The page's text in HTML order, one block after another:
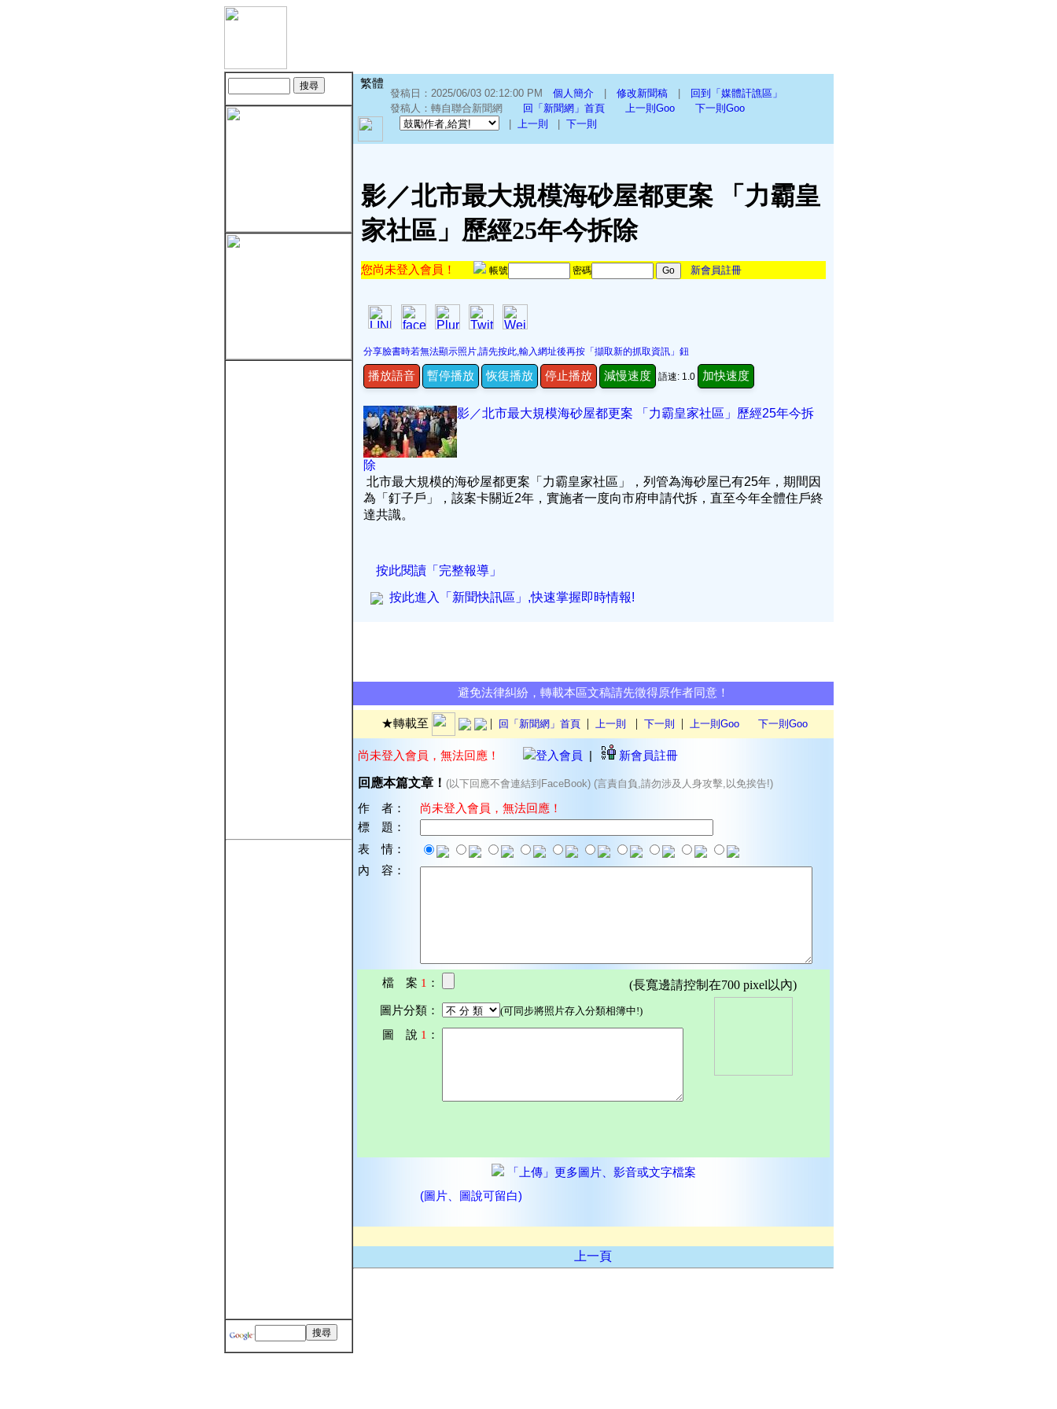
繁體
發稿日：2025/06/03 02:12:00 PM 個人簡介| 修改新聞稿|
回到「媒體訐譙區」
發稿人：轉自聯合新聞網
回「新聞網」首頁 上一則Goo
下一則Goo
上一則 下一則
影／北市最大規模海砂屋都更案 「力霸皇
家社區」歷經25年今拆除
您尚未登入會員！ 帳號 密碼 新會員註冊
分享臉書時若無法顯示照片,請先按此,輸入網址後再按「擷取新的抓取資訊」鈕
播放語音 暫停播放 恢復播放 停止播放 減慢速度 語速: 1.0 加快速度
影／北市最大規模海砂屋都更案 「力霸皇家社區」歷經25年今拆
除
北市最大規模的海砂屋都更案「力霸皇家社區」，列管為海砂屋已有25年，期間因
為「釘子戶」，該案卡關近2年，實施者一度向市府申請代拆，直至今年全體住戶終
達共識。
按此閱讀「完整報導」
按此進入「新聞快訊區」,快速掌握即時情報!
避免法律糾紛，轉載本區文稿請先徵得原作者同意！
★轉載至 | 回「新聞網」首頁 | 上一則 | 下一則 | 上一則Goo 下一則Goo
尚未登入會員，無法回應！ 登入會員 | 新會員註冊
回應本篇文章！ (以下回應不會連結到FaceBook) (言責自負,請勿涉及人身攻擊,以免挨告!)
作 者：
尚未登入會員，無法回應！
標 題：
表 情：
內 容：
檔 案 1 ： (長寬邊請控制在700 pixel以內)
圖片分類： (可同步將照片存入分類相簿中!)
圖 說 1 ：
「上傳」更多圖片、影音或文字檔案
(圖片、圖說可留白)
上一頁